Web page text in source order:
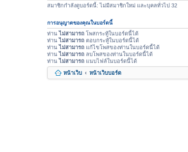
สมาชิกกำลังดูบอร์ดนี้: ไม่มีสมาชิกใหม่ และบุคลทั่วไป 32
การอนุญาตของคุณในบอร์ดนี้
ท่านไม่สามารถ โพสกระทู้ในบอร์ดนี้ได้
ท่านไม่สามารถ ตอบกระทู้ในบอร์ดนี้ได้
ท่านไม่สามารถ แก้ไขโพสของท่านในบอร์ดนี้ได้
ท่านไม่สามารถ ลบโพสของท่านในบอร์ดนี้ได้
ท่านไม่สามารถ แนบไฟล์ในบอร์ดนี้ได้
หน้าเว็บ
หน้าเว็บบอร์ด